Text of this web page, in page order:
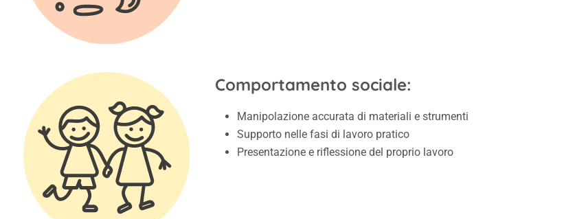
Comportamento sociale:
Manipolazione accurata di materiali e strumenti
Supporto nelle fasi di lavoro pratico
Presentazione e riflessione del proprio lavoro